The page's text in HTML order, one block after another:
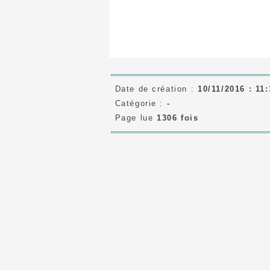
Date de création : 10/11/2016 :
Catégorie : -
Page lue 1306 fois